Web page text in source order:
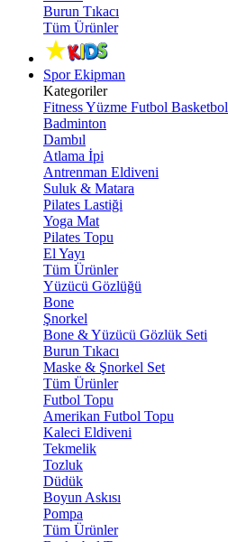
Burun Tıkacı
Tüm Ürünler
Spor Ekipman
Kategoriler
FitnessYüzme Futbol Basketbol
Badminton
Dambıl
Atlama İpi
Antrenman Eldiveni
Suluk & Matara
Pilates Lastiği
Yoga Mat
Pilates Topu
El Yayı
Tüm Ürünler
Yüzücü Gözlüğü
Bone
Şnorkel
Bone & Yüzücü Gözlük Seti
Burun Tıkacı
Maske & Şnorkel Set
Tüm Ürünler
Futbol Topu
Amerikan Futbol Topu
Kaleci Eldiveni
Tekmelik
Tozluk
Düdük
Boyun Askısı
Pompa
Tüm Ürünler